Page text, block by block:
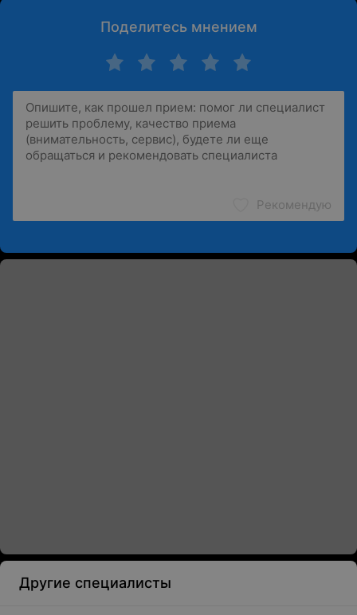
Поделитесь мнением
Рекомендую
Другие специалисты